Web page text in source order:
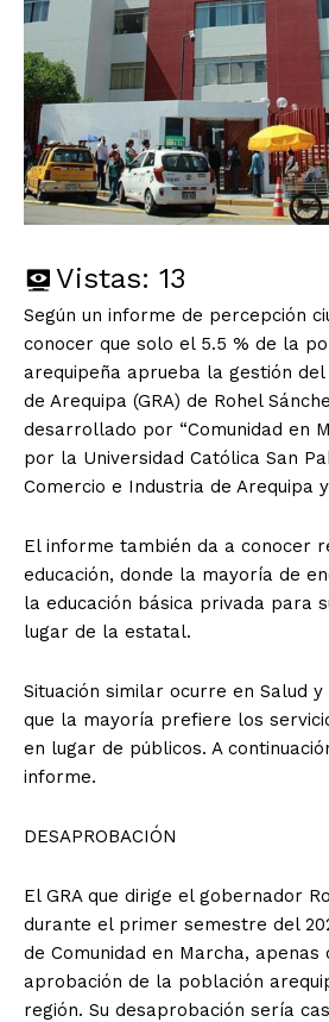
Vistas: 13
Según un informe de percepción
conocer que solo el 5.5 % de la
arequipeña aprueba la gestión del
de Arequipa (GRA) de Rohel
desarrollado por “Comunidad en
por la Universidad Católica San
Comercio e Industria de Arequipa
El informe también da a conocer
educación, donde la mayoría de
la educación básica privada para
lugar de la estatal.
Situación similar ocurre en Salud
que la mayoría prefiere los
en lugar de públicos. A
informe.
DESAPROBACIÓN
El GRA que dirige el gobernador
durante el primer semestre del
de Comunidad en Marcha, apenas
aprobación de la población
región. Su desaprobación sería